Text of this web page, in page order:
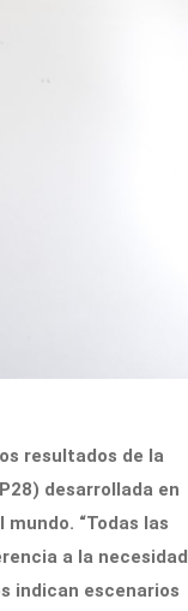
resultados de la
desarrollada en
“Todas las
a la necesidad
indican escenarios